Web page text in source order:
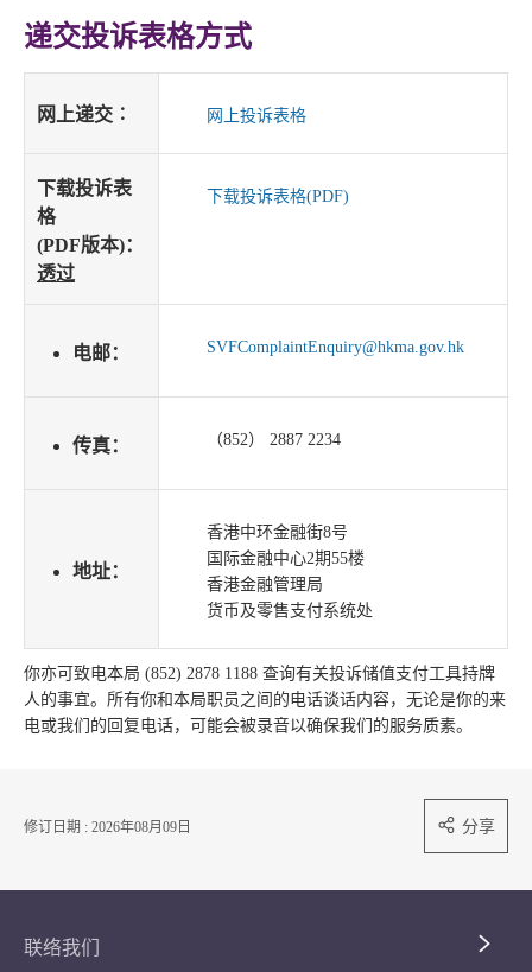
递交投诉表格方式
网上递交︰ 网上投诉表格
下载投诉表
格
(PDF版本)：
透过
下载投诉表格(PDF)
电邮： SVFComplaintEnquiry@hkma.gov.hk
传真： （852） 2887 2234
地址：
香港中环金融街8号
国际金融中心2期55楼
香港金融管理局
货币及零售支付系统处
你亦可致电本局 (852) 2878 1188 查询有关投诉储值支付工具持牌
人的事宜。所有你和本局职员之间的电话谈话内容，无论是你的来
电或我们的回复电话，可能会被录音以确保我们的服务质素。
修订日期 : 2026年08月09日 分享
联络我们